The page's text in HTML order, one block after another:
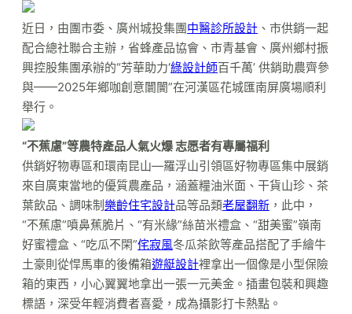
近日，由團市委、廣州城投集團中醫診所設計 、市供銷一起
配合總社聯合主辦，省蜂產品協會、市青基會、廣州鄉村振
興控股集團承辦的“芳華助力‘綠設計師百千萬’ 供銷助農齊參
與——2025年鄉咖創意闤闠”在河漢區花城匯南屏廣場順利
舉行。
“不蕉慮”等農特產品人氣火爆 志愿者有專屬福利
供銷好物專區和環南昆山—羅浮山引領區好物專區集中展銷
來自廣東當地的優質農產品，涵蓋糧油米面、干貨山珍、茶
葉飲品、調味制樂齡住宅設計品等品類老屋翻新 ，此中，
“不蕉慮”噴鼻蕉脆片、“有米緣”絲苗米禮盒、“甜美蜜”嶺南
好蜜禮盒、“吃瓜不閑”侘寂風冬瓜茶飲等產品搭配了手繪牛
土豪則從悍馬車的後備箱遊艇設計裡拿出一個像是小型保險
箱的東西，小心翼翼地拿出一張一元美金。插畫包裝和興趣
標語，深受年輕消費者喜愛，成為攝影打卡熱點。